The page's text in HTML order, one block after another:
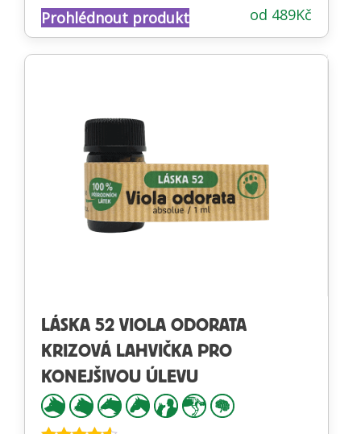
Hodnocení
4.34 z 5 od 489Kč
Prohlédnout produkt
LÁSKA 52 VIOLA ODORATA
KRIZOVÁ LAHVIČKA PRO
KONEJŠIVOU ÚLEVU